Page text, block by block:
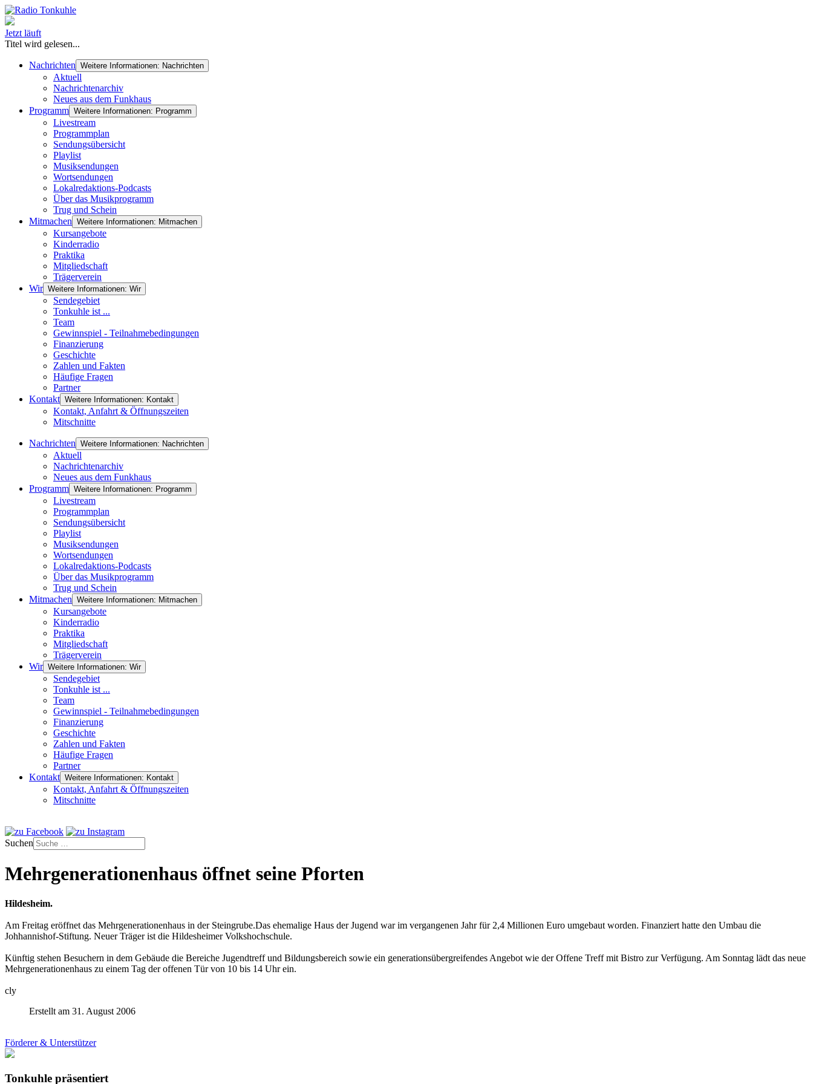
Jetzt läuft
Titel wird gelesen...
Nachrichten Weitere Informationen: Nachrichten
Aktuell
Nachrichtenarchiv
Neues aus dem Funkhaus
Programm Weitere Informationen: Programm
Livestream
Programmplan
Sendungsübersicht
Playlist
Musiksendungen
Wortsendungen
Lokalredaktions-Podcasts
Über das Musikprogramm
Trug und Schein
Mitmachen Weitere Informationen: Mitmachen
Kursangebote
Kinderradio
Praktika
Mitgliedschaft
Trägerverein
Wir Weitere Informationen: Wir
Sendegebiet
Tonkuhle ist ...
Team
Gewinnspiel - Teilnahmebedingungen
Finanzierung
Geschichte
Zahlen und Fakten
Häufige Fragen
Partner
Kontakt Weitere Informationen: Kontakt
Kontakt, Anfahrt & Öffnungszeiten
Mitschnitte
Nachrichten Weitere Informationen: Nachrichten
Aktuell
Nachrichtenarchiv
Neues aus dem Funkhaus
Programm Weitere Informationen: Programm
Livestream
Programmplan
Sendungsübersicht
Playlist
Musiksendungen
Wortsendungen
Lokalredaktions-Podcasts
Über das Musikprogramm
Trug und Schein
Mitmachen Weitere Informationen: Mitmachen
Kursangebote
Kinderradio
Praktika
Mitgliedschaft
Trägerverein
Wir Weitere Informationen: Wir
Sendegebiet
Tonkuhle ist ...
Team
Gewinnspiel - Teilnahmebedingungen
Finanzierung
Geschichte
Zahlen und Fakten
Häufige Fragen
Partner
Kontakt Weitere Informationen: Kontakt
Kontakt, Anfahrt & Öffnungszeiten
Mitschnitte
Suchen
Mehrgenerationenhaus öffnet seine Pforten
Hildesheim.
Am Freitag eröffnet das Mehrgenerationenhaus in der Steingrube.Das ehemalige Haus der Jugend war im vergangenen Jahr für 2,4 Millionen Euro umgebaut worden. Finanziert hatte den Umbau die
Johhannishof-Stiftung. Neuer Träger ist die Hildesheimer Volkshochschule.
Künftig stehen Besuchern in dem Gebäude die Bereiche Jugendtreff und Bildungsbereich sowie ein generationsübergreifendes Angebot wie der Offene Treff mit Bistro zur Verfügung. Am Sonntag lädt das neue
Mehrgenerationenhaus zu einem Tag der offenen Tür von 10 bis 14 Uhr ein.
cly
Erstellt am 31. August 2006
Förderer & Unterstützer
Tonkuhle präsentiert